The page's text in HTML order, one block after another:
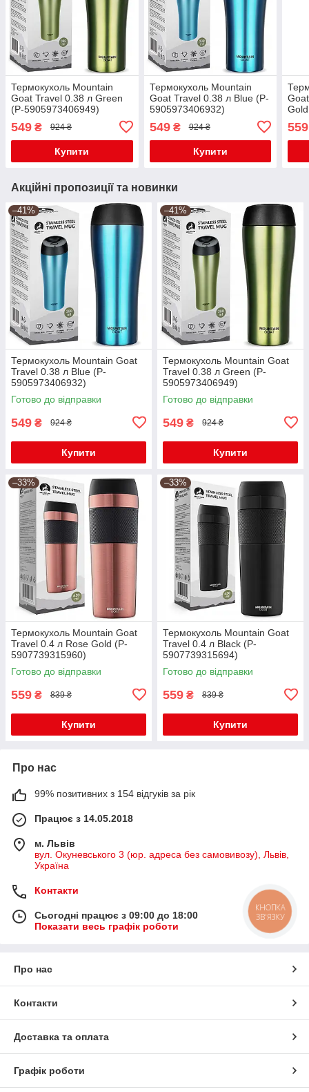
Термокухоль Mountain
Goat Travel 0.38 л Green
(P-5905973406949)
549 ₴ 924 ₴
Купити
Термокухоль Mountain
Goat Travel 0.38 л Blue (P-
5905973406932)
549₴ 924 ₴
Купити
559
Акційні пропозиції та новинки
–41%
Термокухоль Mountain Goat
Travel 0.38 л Blue (P-
5905973406932)
Готово до відправки
549 ₴ 924 ₴
Купити
–41%
Термокухоль Mountain Goat
Travel 0.38 л Green (P-
5905973406949)
Готово до відправки
549 ₴ 924 ₴
Купити
–33%
Термокухоль Mountain Goat
Travel 0.4 л Rose Gold (P-
5907739315960)
Готово до відправки
559 ₴ 839 ₴
Купити
–33%
Термокухоль Mountain Goat
Travel 0.4 л Black (P-
5907739315694)
Готово до відправки
559 ₴ 839 ₴
Купити
Про нас
99% позитивних з 154 відгуків за рік
Працює з 14.05.2018
м. Львів
вул. Окуневського 3 (юр. адреса без самовивозу), Львів,
Україна
Контакти
Сьогодні працює з 09:00 до 18:00
Показати весь графік роботи
Про нас
Контакти
Доставка та оплата
Графік роботи
КНОПКА
ЗВ'ЯЗКУ